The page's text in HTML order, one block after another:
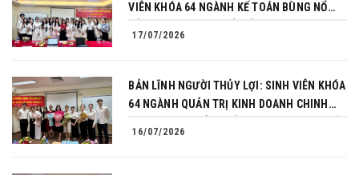
VIÊN KHÓA 64 NGÀNH KẾ TOÁN BÙNG NỔ
17/07/2026
BẢN LĨNH NGƯỜI THỦY LỢI: SINH VIÊN KHÓA
64 NGÀNH QUẢN TRỊ KINH DOANH CHINH
16/07/2026